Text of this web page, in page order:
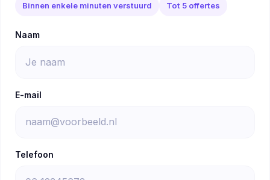
Binnen enkele minuten verstuurd Tot 5 offertes
Naam
E-mail
Telefoon